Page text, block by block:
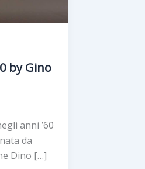
by Gino
anni ’60
da
Dino […]